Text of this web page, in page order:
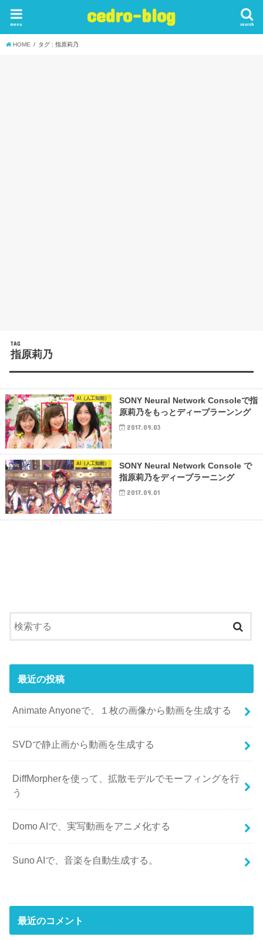
cedro-blog search
menu
HOME タグ : 指原莉乃
TAG
指原莉乃
AI（人工知能）
SONY Neural Network Consoleで指
原莉乃をもっとディープラーンング
2017.09.03
AI（人工知能）
SONY Neural Network Console で
指原莉乃をディープラーニング
2017.09.01
最近の投稿
Animate Anyoneで、１枚の画像から動画を生成する
SVDで静止画から動画を生成する
DiffMorpherを使って、拡散モデルでモーフィングを行
う
Domo AIで、実写動画をアニメ化する
Suno AIで、音楽を自動生成する。
最近のコメント